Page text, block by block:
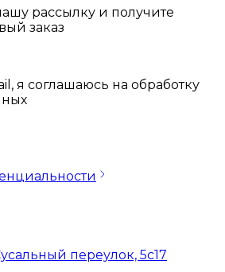
рассылку и получите
заказ
я соглашаюсь на обработку
переулок, 5с17